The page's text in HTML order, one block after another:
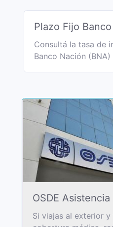
Plazo Fijo
Consultá la tasa de
Banco Nación
OSDE
Si viajas al exterior y